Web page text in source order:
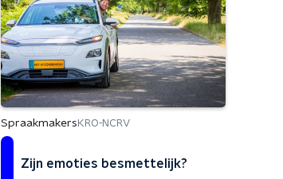
Spraakmakers KRO-NCRV
Zijn emoties besmettelijk?